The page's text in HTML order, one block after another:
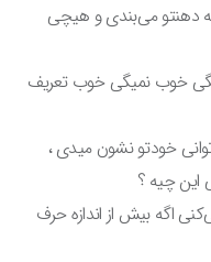
دهنتو می‌بندی و هیچی
خوب نمیگی خوب تعریف
خودتو نشون میدی ،
چیه ؟
اگه بیش از اندازه حرف